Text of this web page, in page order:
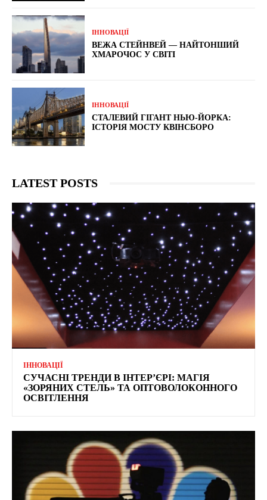
ІННОВАЦІЇ
ВЕЖА СТЕЙНВЕЙ — НАЙТОНШИЙ
ХМАРОЧОС У СВІТІ
ІННОВАЦІЇ
СТАЛЕВИЙ ГІГАНТ НЬЮ-ЙОРКА:
ІСТОРІЯ МОСТУ КВІНСБОРО
LATEST POSTS
ІННОВАЦІЇ
СУЧАСНІ ТРЕНДИ В ІНТЕР’ЄРІ: МАГІЯ
«ЗОРЯНИХ СТЕЛЬ» ТА ОПТОВОЛОКОННОГО
ОСВІТЛЕННЯ